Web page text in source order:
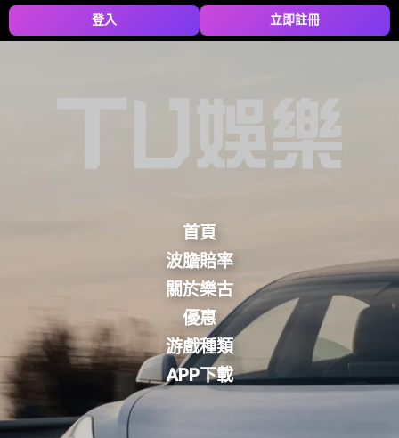
登入 立即註冊
首頁
波膽賠率
關於樂古
優惠
游戲種類
APP下載